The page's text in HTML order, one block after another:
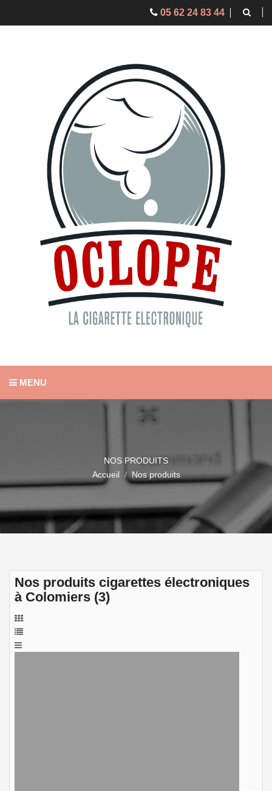
05 62 24 83 44
MENU
NOS PRODUITS
Accueil
Nos produits
Nos produits cigarettes électroniques
à Colomiers (3)